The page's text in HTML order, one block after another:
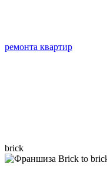
ремонта квартир
brick